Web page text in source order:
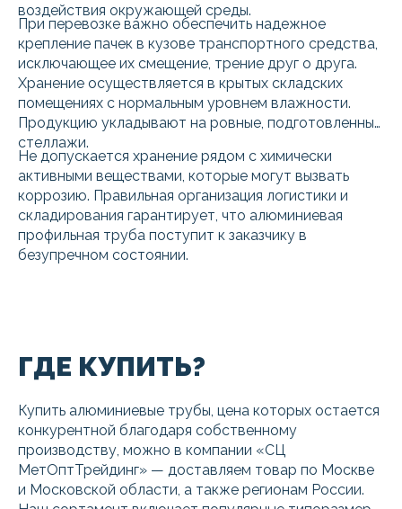
воздействия окружающей среды.
При перевозке важно обеспечить надежное
крепление пачек в кузове транспортного средства,
исключающее их смещение, трение друг о друга.
Хранение осуществляется в крытых складских
помещениях с нормальным уровнем влажности.
Продукцию укладывают на ровные, подготовленные
стеллажи.
Не допускается хранение рядом с химически
активными веществами, которые могут вызвать
коррозию. Правильная организация логистики и
складирования гарантирует, что алюминиевая
профильная труба поступит к заказчику в
безупречном состоянии.
ГДЕ КУПИТЬ?
Купить алюминиевые трубы, цена которых остается
конкурентной благодаря собственному
производству, можно в компании «СЦ
МетОптТрейдинг» — доставляем товар по Москве
и Московской области, а также регионам России.